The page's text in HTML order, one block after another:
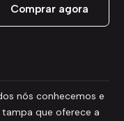
Comprar agora
nós conhecemos e
que oferece a